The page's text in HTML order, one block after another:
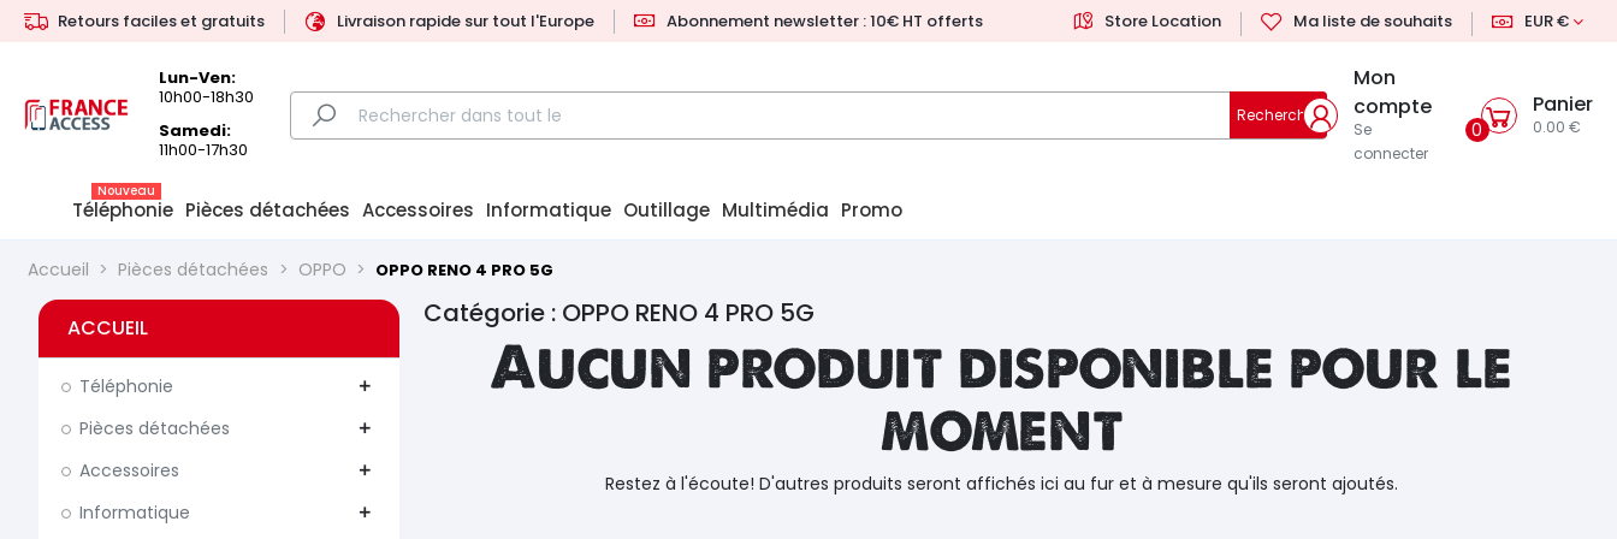
Retours faciles et gratuits Livraison rapide sur tout l'Europe Abonnement newsletter : 10€ HT offerts Store Location Ma liste de souhaits EUR €
Lun-Ven:
10h00-18h30
Samedi:
11h00-17h30
Rechercher
Mon
compte
Se
connecter
0
Panier
0.00 €
Téléphonie
Nouveau
Pièces détachées Accessoires Informatique Outillage Multimédia Promo
Accueil Pièces détachées OPPO OPPO RENO 4 PRO 5G
ACCUEIL
Téléphonie add
Pièces détachées add
Accessoires add
Informatique add
Catégorie : OPPO RENO 4 PRO 5G
Aucun produit disponible pour le
moment
Restez à l'écoute! D'autres produits seront affichés ici au fur et à mesure qu'ils seront ajoutés.